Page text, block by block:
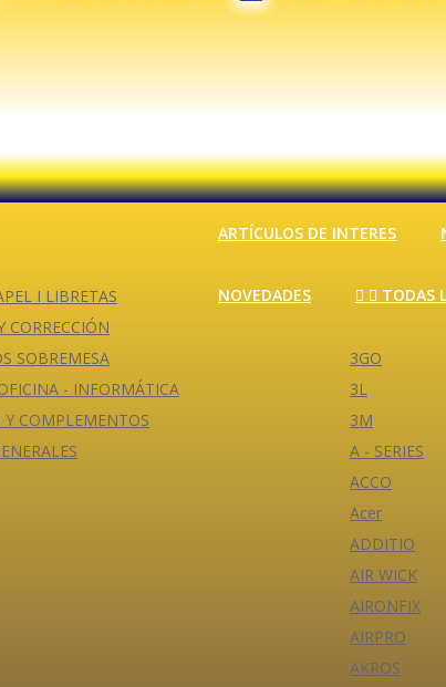
I LIBRETAS
CORRECCIÓN
SOBREMESA
- INFORMÁTICA
COMPLEMENTOS
ARTÍCULOS DE INTERES
NOVEDADES   TODAS
3GO
3L
3M
A - SERIES
ACCO
Acer
ADDITIO
AIR WICK
AIRONFIX
AIRPRO
AKROS